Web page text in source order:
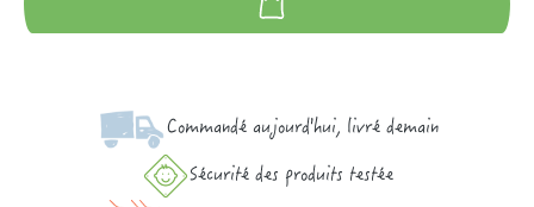
Commandé aujourd'hui, livré demain
Sécurité des produits testée